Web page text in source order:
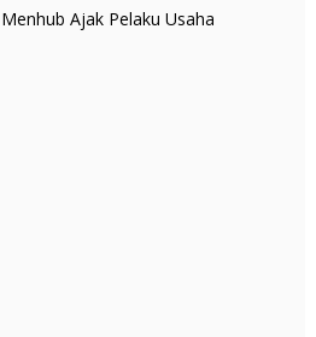
Ajak Pelaku Usaha